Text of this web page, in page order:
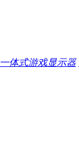
一体式游戏显示器